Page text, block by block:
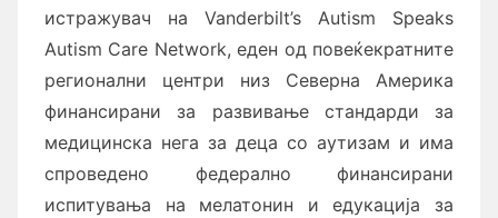
истражувач на Vanderbilt’s Autism Speaks
Autism Care Network, еден од повеќекратните
регионални центри низ Северна Америка
финансирани за развивање стандарди за
медицинска нега за деца со аутизам и има
спроведено федерално финансирани
испитувања на мелатонин и едукација за